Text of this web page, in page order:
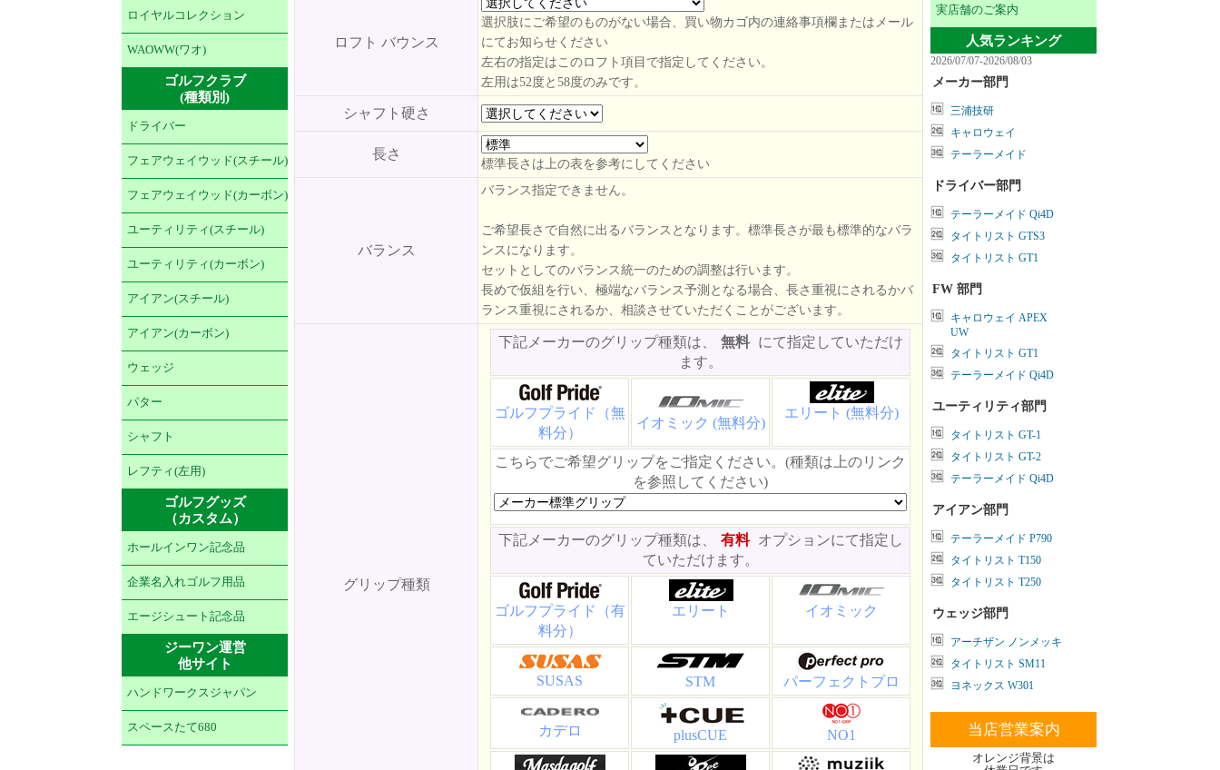
ロイヤルコレクション
WAOWW(ワオ)
ゴルフクラブ
(種類別)
ドライバー
フェアウェイウッド(スチール)
フェアウェイウッド(カーボン)
ユーティリティ(スチール)
ユーティリティ(カーボン)
アイアン(スチール)
アイアン(カーボン)
ウェッジ
パター
シャフト
レフティ(左用)
ゴルフグッズ
（カスタム）
ホールインワン記念品
企業名入れゴルフ用品
エージシュート記念品
ジーワン運営
他サイト
ハンドワークスジャパン
スペースたて680
ロフト バウンス
選択肢にご希望のものがない場合、買い物カゴ内の連絡事項欄またはメール
にてお知らせください
左右の指定はこのロフト項目で指定してください。
左用は52度と58度のみです。
シャフト硬さ
長さ
標準長さは上の表を参考にしてください
バランス
バランス指定できません。
ご希望長さで自然に出るバランスとなります。標準長さが最も標準的なバラ
ンスになります。
セットとしてのバランス統一のための調整は行います。
長めで仮組を行い、極端なバランス予測となる場合、長さ重視にされるかバ
ランス重視にされるか、相談させていただくことがございます。
グリップ種類
下記メーカーのグリップ種類は、 無料
にて指定していただけ
ます。
ゴルフプライド（無
料分）
イオミック (無料分)
エリート (無料分)
こちらでご希望グリップをご指定ください。(種類は上のリンク
を参照してください)
下記メーカーのグリップ種類は、 有料
オプションにて指定し
ていただけます。
ゴルフプライド（有
料分）
エリート イオミック
SUSAS STM パーフェクトプロ
カデロ plusCUE NO1
実店舗のご案内
人気ランキング
2026/07/07-2026/08/03
メーカー部門
三浦技研
キャロウェイ
テーラーメイド
ドライバー部門
テーラーメイド Qi4D
タイトリスト GTS3
タイトリスト GT1
FW 部門
キャロウェイ APEX
UW
タイトリスト GT1
テーラーメイド Qi4D
ユーティリティ部門
タイトリスト GT-1
タイトリスト GT-2
テーラーメイド Qi4D
アイアン部門
テーラーメイド P790
タイトリスト T150
タイトリスト T250
ウェッジ部門
アーチザン ノンメッキ
タイトリスト SM11
ヨネックス W301
当店営業案内
オレンジ背景は